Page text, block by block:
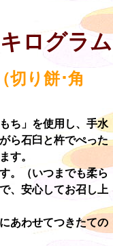
ログラム
切り餅･角
ち」を使用し、手水
ら石臼と杵でぺった
す。
。（いつまでも柔ら
、安心してお召し上
あわせてつきたての